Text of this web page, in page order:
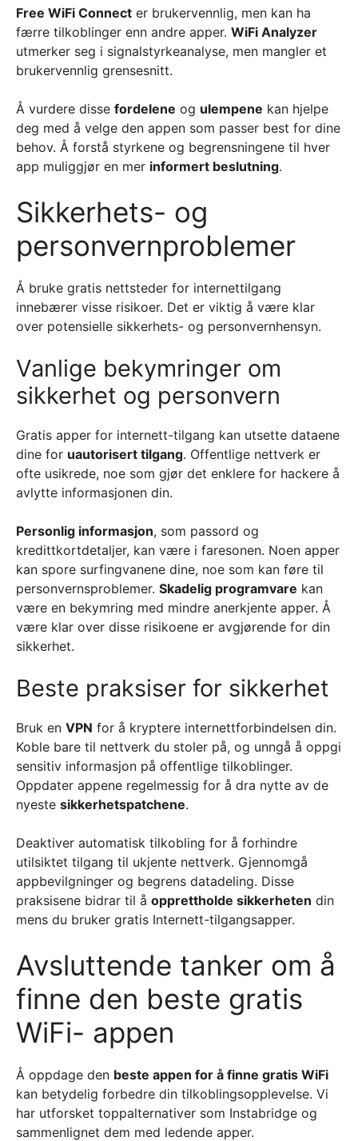
Free WiFi Connect er brukervennlig, men kan ha
færre tilkoblinger enn andre apper. WiFi Analyzer
utmerker seg i signalstyrkeanalyse, men mangler et
brukervennlig grensesnitt.
Å vurdere disse fordelene og ulempene kan hjelpe
deg med å velge den appen som passer best for dine
behov. Å forstå styrkene og begrensningene til hver
app muliggjør en mer informert beslutning.
Sikkerhets- og
personvernproblemer
Å bruke gratis nettsteder for internettilgang
innebærer visse risikoer. Det er viktig å være klar
over potensielle sikkerhets- og personvernhensyn.
Vanlige bekymringer om
sikkerhet og personvern
Gratis apper for internett-tilgang kan utsette dataene
dine for uautorisert tilgang. Offentlige nettverk er
ofte usikrede, noe som gjør det enklere for hackere å
avlytte informasjonen din.
Personlig informasjon, som passord og
kredittkortdetaljer, kan være i faresonen. Noen apper
kan spore surfingvanene dine, noe som kan føre til
personvernsproblemer. Skadelig programvare kan
være en bekymring med mindre anerkjente apper. Å
være klar over disse risikoene er avgjørende for din
sikkerhet.
Beste praksiser for sikkerhet
Bruk en VPN for å kryptere internettforbindelsen din.
Koble bare til nettverk du stoler på, og unngå å oppgi
sensitiv informasjon på offentlige tilkoblinger.
Oppdater appene regelmessig for å dra nytte av de
nyeste sikkerhetspatchene.
Deaktiver automatisk tilkobling for å forhindre
utilsiktet tilgang til ukjente nettverk. Gjennomgå
appbevilgninger og begrens datadeling. Disse
praksisene bidrar til å opprettholde sikkerheten din
mens du bruker gratis Internett-tilgangsapper.
Avsluttende tanker om å
finne den beste gratis
WiFi- appen
Å oppdage den beste appen for å finne gratis WiFi
kan betydelig forbedre din tilkoblingsopplevelse. Vi
har utforsket toppalternativer som Instabridge og
sammenlignet dem med ledende apper.